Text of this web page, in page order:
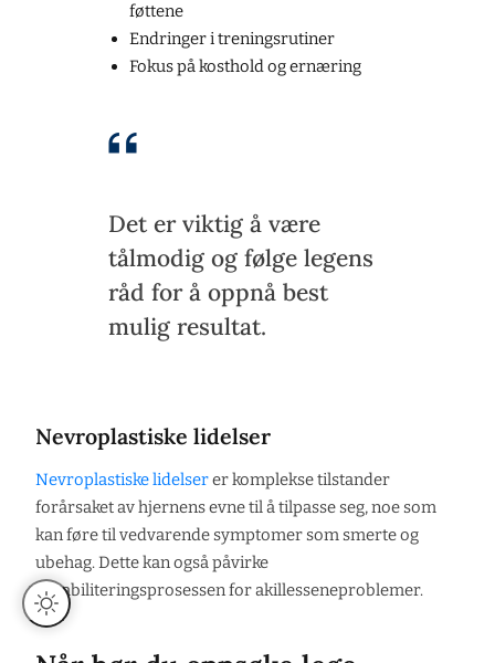
føttene
Endringer i treningsrutiner
Fokus på kosthold og ernæring
Det er viktig å være
tålmodig og følge legens
råd for å oppnå best
mulig resultat.
Nevroplastiske lidelser
Nevroplastiske lidelserer komplekse tilstander
forårsaket av hjernens evne til å tilpasse seg, noe som
kan føre til vedvarende symptomer som smerte og
ubehag. Dette kan også påvirke
rehabiliteringsprosessen for akillesseneproblemer.